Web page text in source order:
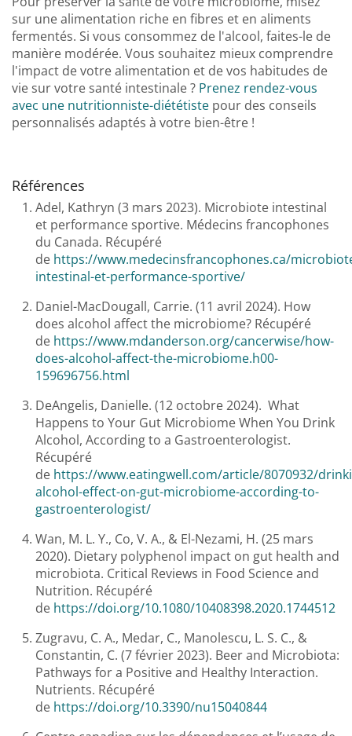
sur une alimentation riche en fibres et en aliments
fermentés. Si vous consommez de l'alcool, faites-le de
manière modérée. Vous souhaitez mieux comprendre
l'impact de votre alimentation et de vos habitudes de
vie sur votre santé intestinale ? Prenez rendez-vous
avec une nutritionniste-diététiste pour des conseils
personnalisés adaptés à votre bien-être !
Références
Adel, Kathryn (3 mars 2023). Microbiote intestinal
et performance sportive. Médecins francophones
du Canada. Récupéré
de https://www.medecinsfrancophones.ca/
intestinal-et-performance-sportive/
Daniel-MacDougall, Carrie. (11 avril 2024). How
does alcohol affect the microbiome? Récupéré
de https://www.mdanderson.org/cancerwise/how-
does-alcohol-affect-the-microbiome.h00-
159696756.html
DeAngelis, Danielle. (12 octobre 2024). What
Happens to Your Gut Microbiome When You Drink
Alcohol, According to a Gastroenterologist.
Récupéré
de https://www.eatingwell.com/article/8070932/
alcohol-effect-on-gut-microbiome-according-to-
gastroenterologist/
Wan, M. L. Y., Co, V. A., & El-Nezami, H. (25 mars
2020). Dietary polyphenol impact on gut health and
microbiota. Critical Reviews in Food Science and
Nutrition. Récupéré
de https://doi.org/10.1080/10408398.2020.1744512
Zugravu, C. A., Medar, C., Manolescu, L. S. C., &
Constantin, C. (7 février 2023). Beer and Microbiota:
Pathways for a Positive and Healthy Interaction.
Nutrients. Récupéré
de https://doi.org/10.3390/nu15040844